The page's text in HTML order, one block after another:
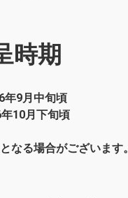
時期
年9月中旬頃
10月下旬頃
なる場合がございます。